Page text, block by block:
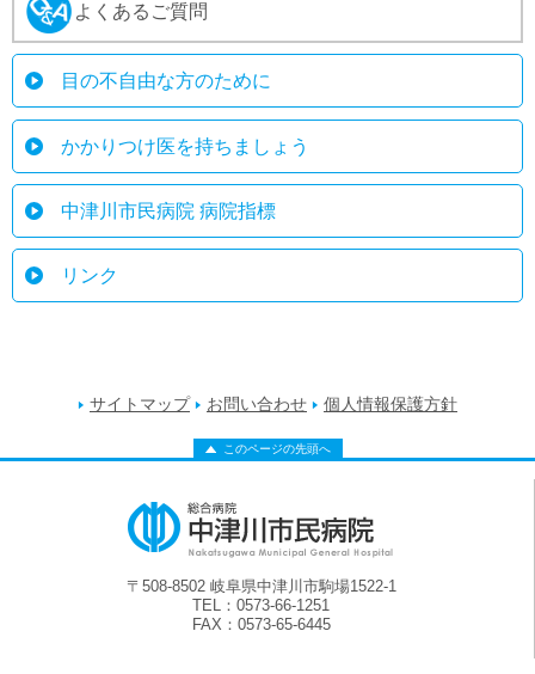
よくあるご質問
目の不自由な方のために
かかりつけ医を持ちましょう
中津川市民病院 病院指標
リンク
サイトマップ お問い合わせ 個人情報保護方針
このページの先頭へ
〒508-8502 岐阜県中津川市駒場1522-1
TEL：0573-66-1251
FAX：0573-65-6445